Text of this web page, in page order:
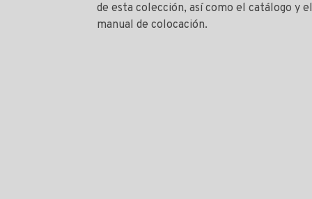
de esta colección, así como el catálogo y el
manual de colocación.